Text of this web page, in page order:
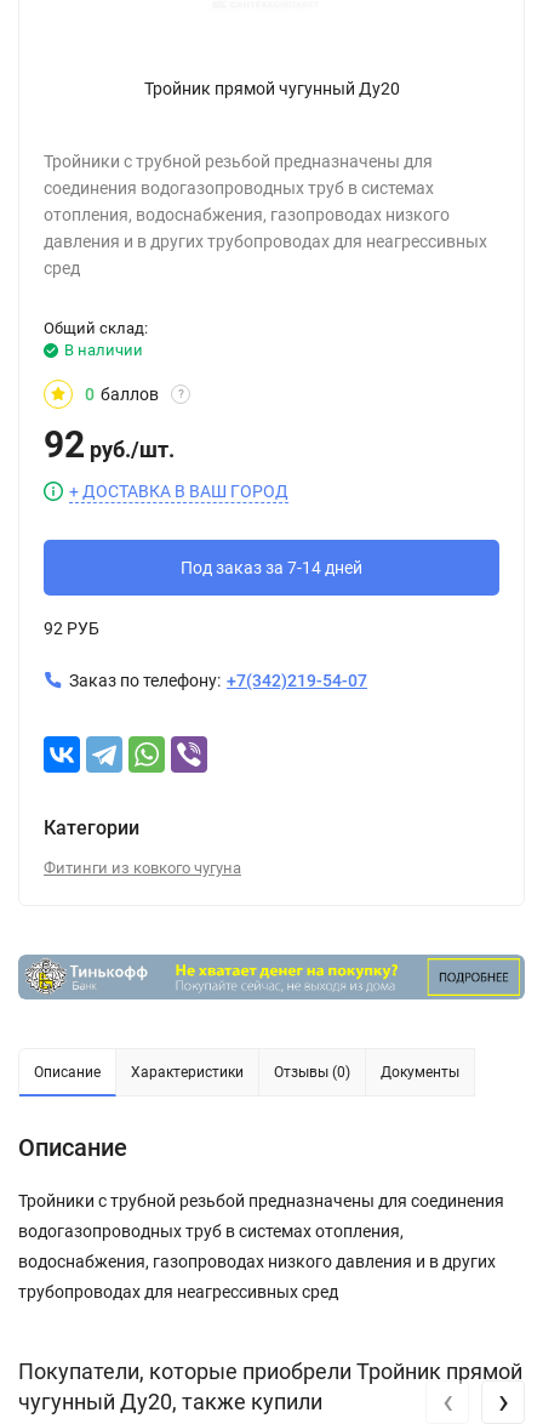
Тройник прямой чугунный Ду20
Тройники с трубной резьбой предназначены для
соединения водогазопроводных труб в системах
отопления, водоснабжения, газопроводах низкого
давления и в других трубопроводах для неагрессивных
сред
Общий склад:
В наличии
0 баллов ?
92 руб./шт.
+ ДОСТАВКА В ВАШ ГОРОД
Под заказ за 7-14 дней
92 РУБ
Заказ по телефону: +7(342)219-54-07
Категории
Фитинги из ковкого чугуна
Описание Характеристики Отзывы (0) Документы
Описание
Тройники с трубной резьбой предназначены для соединения
водогазопроводных труб в системах отопления,
водоснабжения, газопроводах низкого давления и в других
трубопроводах для неагрессивных сред
Покупатели, которые приобрели Тройник прямой
чугунный Ду20, также купили
‹ ›